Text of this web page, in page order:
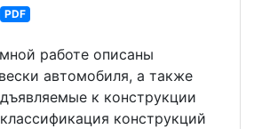
PDF
работе описаны
автомобиля, а также
к конструкции
конструкций